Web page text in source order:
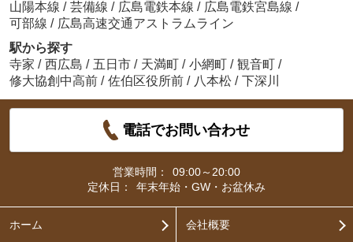
山陽本線 / 芸備線 / 広島電鉄本線 / 広島電鉄宮島線 /
可部線 / 広島高速交通アストラムライン
駅から探す
寺家 / 西広島 / 五日市 / 天満町 / 小網町 / 観音町 /
修大協創中高前 / 佐伯区役所前 / 八本松 / 下深川
電話でお問い合わせ
営業時間：
09:00～20:00
定休日：
年末年始・GW・お盆休み
ホーム 会社概要